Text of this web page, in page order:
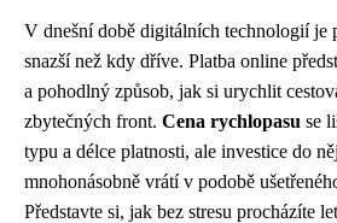
V dnešní době digitálních technologií je
snazší než kdy dříve. Platba online
a pohodlný způsob, jak si urychlit
zbytečných front. Cena rychlopasu se
typu a délce platnosti, ale investice do
mnohonásobně vrátí v podobě
Představte si, jak bez stresu procházíte